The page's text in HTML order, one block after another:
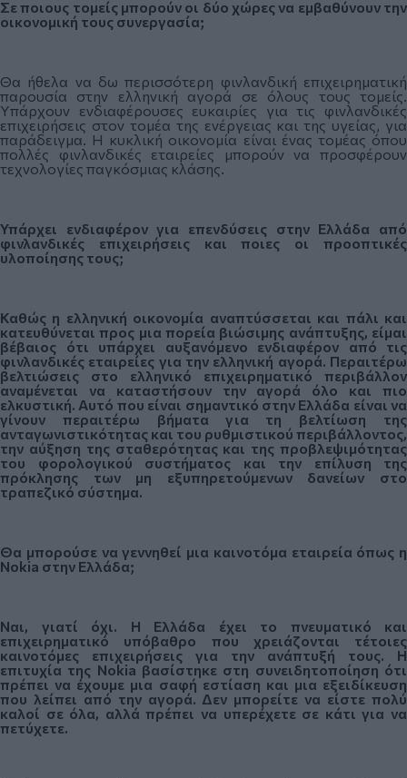
Σε ποιους τομείς μπορούν οι δύο χώρες να εμβαθύνουν την
οικονομική τους συνεργασία;
Θα ήθελα να δω περισσότερη φινλανδική επιχειρηματική
παρουσία στην ελληνική αγορά σε όλους τους τομείς.
Υπάρχουν ενδιαφέρουσες ευκαιρίες για τις φινλανδικές
επιχειρήσεις στον τομέα της ενέργειας και της υγείας, για
παράδειγμα. Η κυκλική οικονομία είναι ένας τομέας όπου
πολλές φινλανδικές εταιρείες μπορούν να προσφέρουν
τεχνολογίες παγκόσμιας κλάσης.
Υπάρχει ενδιαφέρον για επενδύσεις στην Ελλάδα από
φινλανδικές επιχειρήσεις και ποιες οι προοπτικές
υλοποίησης τους;
Καθώς η ελληνική οικονομία αναπτύσσεται και πάλι και
κατευθύνεται προς μια πορεία βιώσιμης ανάπτυξης, είμαι
βέβαιος ότι υπάρχει αυξανόμενο ενδιαφέρον από τις
φινλανδικές εταιρείες για την ελληνική αγορά. Περαιτέρω
βελτιώσεις στο ελληνικό επιχειρηματικό περιβάλλον
αναμένεται να καταστήσουν την αγορά όλο και πιο
ελκυστική. Αυτό που είναι σημαντικό στην Ελλάδα είναι να
γίνουν περαιτέρω βήματα για τη βελτίωση της
ανταγωνιστικότητας και του ρυθμιστικού περιβάλλοντος,
την αύξηση της σταθερότητας και της προβλεψιμότητας
του φορολογικού συστήματος και την επίλυση της
πρόκλησης των μη εξυπηρετούμενων δανείων στο
τραπεζικό σύστημα.
Θα μπορούσε να γεννηθεί μια καινοτόμα εταιρεία όπως η
Nokia στην Ελλάδα;
Ναι, γιατί όχι. Η Ελλάδα έχει το πνευματικό και
επιχειρηματικό υπόβαθρο που χρειάζονται τέτοιες
καινοτόμες επιχειρήσεις για την ανάπτυξή τους. Η
επιτυχία της Nokia βασίστηκε στη συνειδητοποίηση ότι
πρέπει να έχουμε μια σαφή εστίαση και μια εξειδίκευση
που λείπει από την αγορά. Δεν μπορείτε να είστε πολύ
καλοί σε όλα, αλλά πρέπει να υπερέχετε σε κάτι για να
πετύχετε.